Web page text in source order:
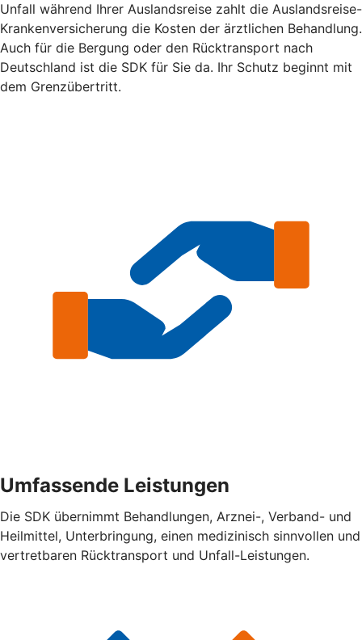
Unfall während Ihrer Auslandsreise zahlt die Auslandsreise-
Krankenversicherung die Kosten der ärztlichen Behandlung.
Auch für die Bergung oder den Rücktransport nach
Deutschland ist die SDK für Sie da. Ihr Schutz beginnt mit
dem Grenzübertritt.
Umfassende Leistungen
Die SDK übernimmt Behandlungen, Arznei-, Verband- und
Heilmittel, Unterbringung, einen medizinisch sinnvollen und
vertretbaren Rücktransport und Unfall-Leistungen.